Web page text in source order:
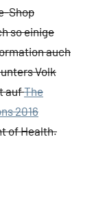
Shop
so einige
auch
Volk
aufThe
2016
of Health.